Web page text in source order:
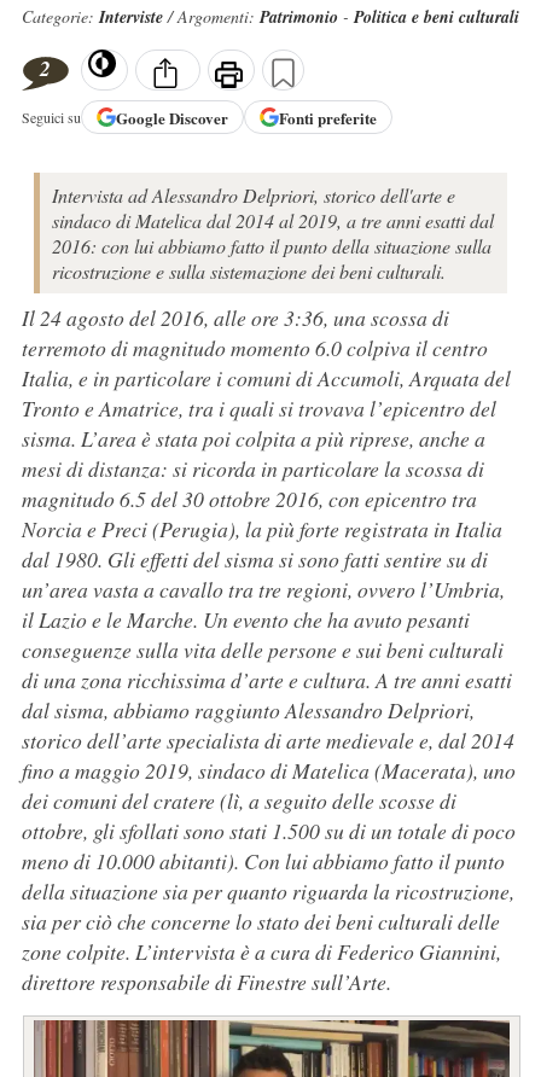
Categorie:Interviste/ Argomenti:Patrimonio -Politica e beni culturali
2
Seguici su GoogleDiscover Fonti preferite
Intervista ad Alessandro Delpriori, storico dell'arte e
sindaco di Matelica dal 2014 al 2019, a tre anni esatti dal
2016: con lui abbiamo fatto il punto della situazione sulla
ricostruzione e sulla sistemazione dei beni culturali.
Il 24 agosto del 2016, alle ore 3:36, una scossa di
terremoto di magnitudo momento 6.0 colpiva il centro
Italia, e in particolare i comuni di Accumoli, Arquata del
Tronto e Amatrice, tra i quali si trovava l’epicentro del
sisma. L’area è stata poi colpita a più riprese, anche a
mesi di distanza: si ricorda in particolare la scossa di
magnitudo 6.5 del 30 ottobre 2016, con epicentro tra
Norcia e Preci (Perugia), la più forte registrata in Italia
dal 1980. Gli effetti del sisma si sono fatti sentire su di
un’area vasta a cavallo tra tre regioni, ovvero l’Umbria,
il Lazio e le Marche. Un evento che ha avuto pesanti
conseguenze sulla vita delle persone e sui beni culturali
di una zona ricchissima d’arte e cultura. A tre anni esatti
dal sisma, abbiamo raggiunto Alessandro Delpriori,
storico dell’arte specialista di arte medievale e, dal 2014
fino a maggio 2019, sindaco di Matelica (Macerata), uno
dei comuni del cratere (lì, a seguito delle scosse di
ottobre, gli sfollati sono stati 1.500 su di un totale di poco
meno di 10.000 abitanti). Con lui abbiamo fatto il punto
della situazione sia per quanto riguarda la ricostruzione,
sia per ciò che concerne lo stato dei beni culturali delle
zone colpite. L’intervista è a cura di Federico Giannini,
direttore responsabile di Finestre sull’Arte.